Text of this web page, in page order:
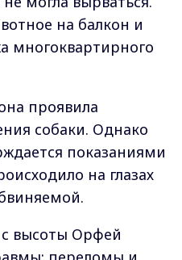
на балкон и
многоквартирного
проявила
собаки. Однако
показаниями
на глазах
с высоты Орфей